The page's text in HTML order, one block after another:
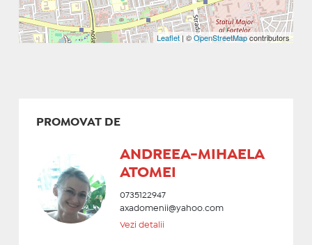
Leaflet | ©OpenStreetMapcontributors
PROMOVAT DE
ANDREEA-MIHAELA
ATOMEI
0735122947
axadomenii@yahoo.com
Vezi detalii